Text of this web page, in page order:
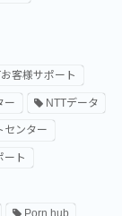
お客様サポート
ー NTTデータ
センター
ート
Porn hub